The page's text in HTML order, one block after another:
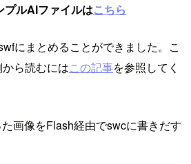
プルAIファイルはこちら
にまとめることができました。こ
ら読むにはこの記事を参照してく
画像をFlash経由でswcに書きだす